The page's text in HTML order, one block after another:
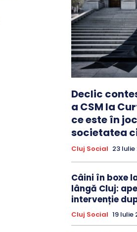
Declic
a CSM la
ce este în
societatea
Cluj Social 23
Câini în boxe
lângă Cluj:
intervenție
Cluj Social 19 Iulie